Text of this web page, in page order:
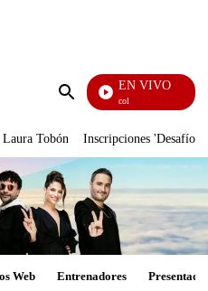
Enviar
EN VIVO
Noticias Caracol
Laura Tobón Inscripciones 'Desafío'
Web Entrenadores